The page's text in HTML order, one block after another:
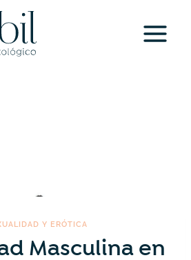
Y ERÓTICA
Masculina en